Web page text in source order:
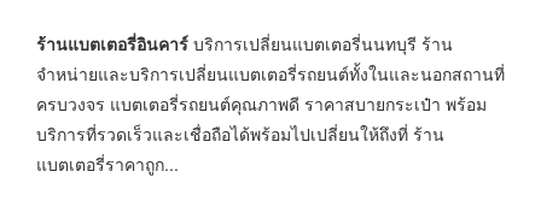
ร้านแบตเตอรี่อินคาร์ บริการเปลี่ยนแบตเตอรี่นนทบุรี ร้าน
จำหน่ายและบริการเปลี่ยนแบตเตอรี่รถยนต์ทั้งในและนอกสถานที่
ครบวงจร แบตเตอรี่รถยนต์คุณภาพดี ราคาสบายกระเป๋า พร้อม
บริการที่รวดเร็วและเชื่อถือได้พร้อมไปเปลี่ยนให้ถึงที่ ร้าน
แบตเตอรี่ราคาถูก...